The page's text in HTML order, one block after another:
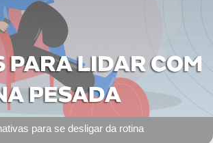
para se desligar da rotina